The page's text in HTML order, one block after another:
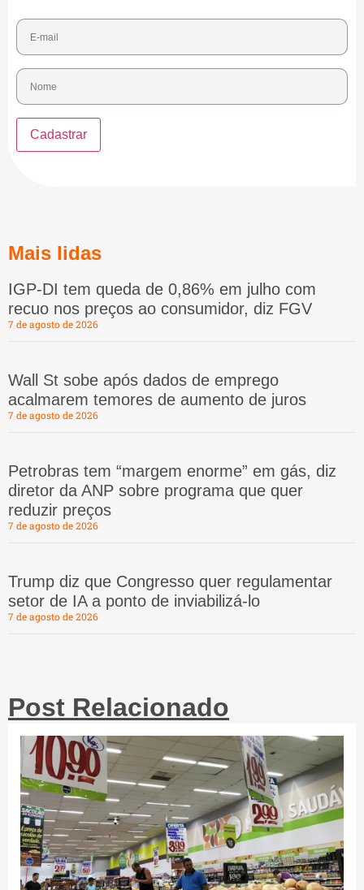
Mais lidas
IGP-DI tem queda de 0,86% em julho com
recuo nos preços ao consumidor, diz FGV
7 de agosto de 2026
Wall St sobe após dados de emprego
acalmarem temores de aumento de juros
7 de agosto de 2026
Petrobras tem “margem enorme” em gás, diz
diretor da ANP sobre programa que quer
reduzir preços
7 de agosto de 2026
Trump diz que Congresso quer regulamentar
setor de IA a ponto de inviabilizá-lo
7 de agosto de 2026
Post Relacionado